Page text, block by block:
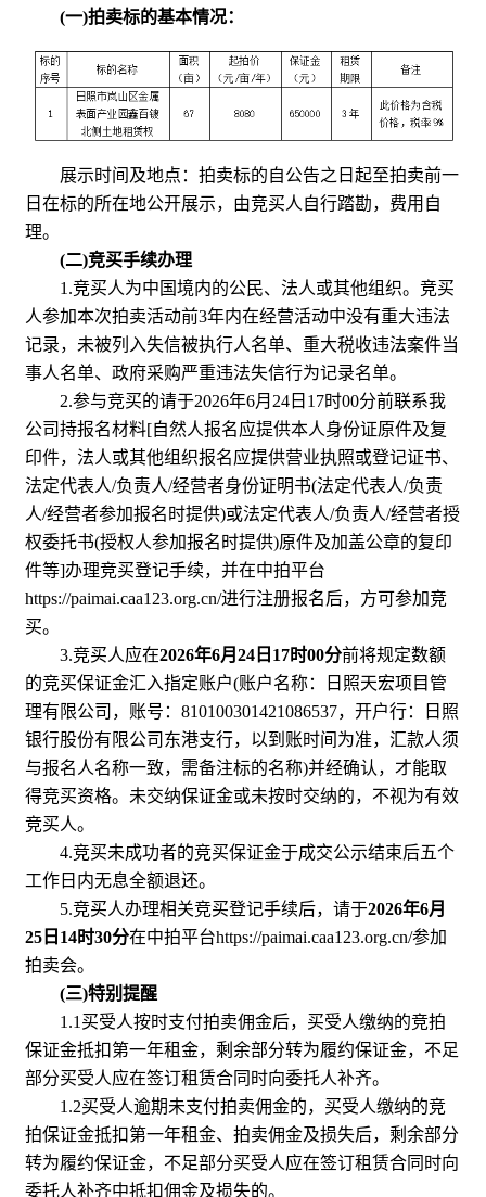
(一)拍卖标的基本情况：
展示时间及地点：拍卖标的自公告之日起至拍卖前一
日在标的所在地公开展示，由竞买人自行踏勘，费用自
理。
(二)竞买手续办理
1.竞买人为中国境内的公民、法人或其他组织。竞买
人参加本次拍卖活动前3年内在经营活动中没有重大违法
记录，未被列入失信被执行人名单、重大税收违法案件当
事人名单、政府采购严重违法失信行为记录名单。
2.参与竞买的请于2026年6月24日17时00分前联系我
公司持报名材料[自然人报名应提供本人身份证原件及复
印件，法人或其他组织报名应提供营业执照或登记证书、
法定代表人/负责人/经营者身份证明书(法定代表人/负责
人/经营者参加报名时提供)或法定代表人/负责人/经营者授
权委托书(授权人参加报名时提供)原件及加盖公章的复印
件等]办理竞买登记手续，并在中拍平台
https://paimai.caa123.org.cn/进行注册报名后，方可参加竞
买。
3.竞买人应在2026年6月24日17时00分前将规定数额
的竞买保证金汇入指定账户(账户名称：日照天宏项目管
理有限公司，账号：810100301421086537，开户行：日照
银行股份有限公司东港支行，以到账时间为准，汇款人须
与报名人名称一致，需备注标的名称)并经确认，才能取
得竞买资格。未交纳保证金或未按时交纳的，不视为有效
竞买人。
4.竞买未成功者的竞买保证金于成交公示结束后五个
工作日内无息全额退还。
5.竞买人办理相关竞买登记手续后，请于2026年6月
25日14时30分在中拍平台https://paimai.caa123.org.cn/参加
拍卖会。
(三)特别提醒
1.1买受人按时支付拍卖佣金后，买受人缴纳的竞拍
保证金抵扣第一年租金，剩余部分转为履约保证金，不足
部分买受人应在签订租赁合同时向委托人补齐。
1.2买受人逾期未支付拍卖佣金的，买受人缴纳的竞
拍保证金抵扣第一年租金、拍卖佣金及损失后，剩余部分
转为履约保证金，不足部分买受人应在签订租赁合同时向
委托人补齐中抵扣佣金及损失的。